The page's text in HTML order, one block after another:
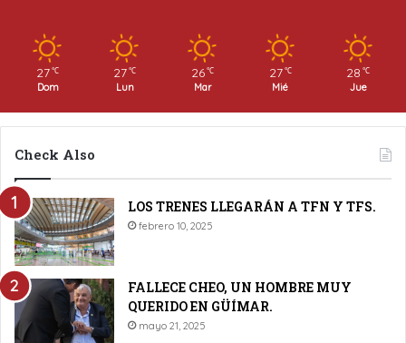
27 ℃
Dom
27 ℃
Lun
26 ℃
Mar
27 ℃
Mié
28 ℃
Jue
Check Also
LOS TRENES LLEGARÁN A TFN Y TFS.
febrero 10, 2025
FALLECE CHEO, UN HOMBRE MUY
QUERIDO EN GÜÍMAR.
mayo 21, 2025